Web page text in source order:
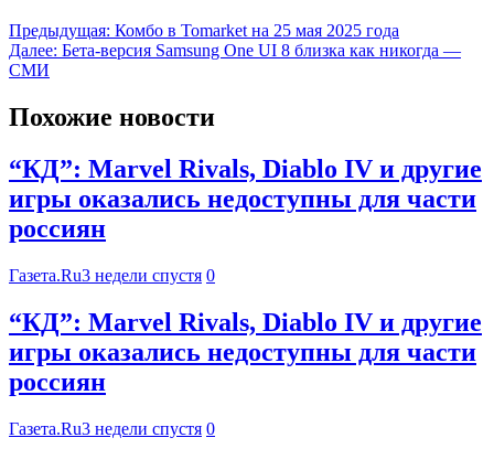
Предыдущая: Комбо в Tomarket на 25 мая 2025 года
Далее: Бета-версия Samsung One UI 8 близка как никогда —
СМИ
Похожие новости
“КД”: Marvel Rivals, Diablo IV и другие
игры оказались недоступны для части
россиян
Газета.Ru3 недели спустя 0
“КД”: Marvel Rivals, Diablo IV и другие
игры оказались недоступны для части
россиян
Газета.Ru3 недели спустя 0